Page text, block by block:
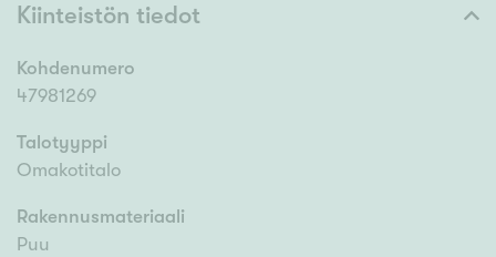
Kiinteistön tiedot
Kohdenumero
47981269
Talotyyppi
Omakotitalo
Rakennusmateriaali
Puu